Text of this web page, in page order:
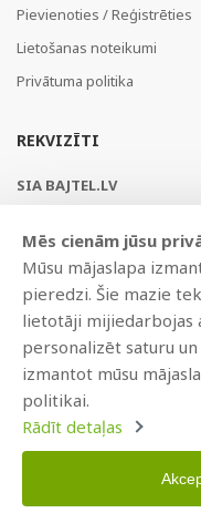
Pievienoties / Reģistrēties
Lietošanas noteikumi
Privātuma politika
REKVIZĪTI
SIA BAJTEL.LV
Brīvības gatve 214b, Rīga,
AS Swedbank, HABALV22
LV53HABA0551019240274
Mēs cienām jūsu
Mūsu mājaslapa
pieredzi. Šie mazie
lietotāji mijiedarbojas
personalizēt saturu
izmantot mūsu
politikai.
Rādīt detaļas